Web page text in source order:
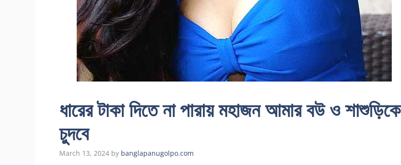
ধারের টাকা দিতে না পারায় মহাজন আমার বউ ও শাশুড়িকে
চুদবে
March 13, 2024 by banglapanugolpo.com